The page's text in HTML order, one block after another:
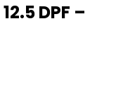
DPF –